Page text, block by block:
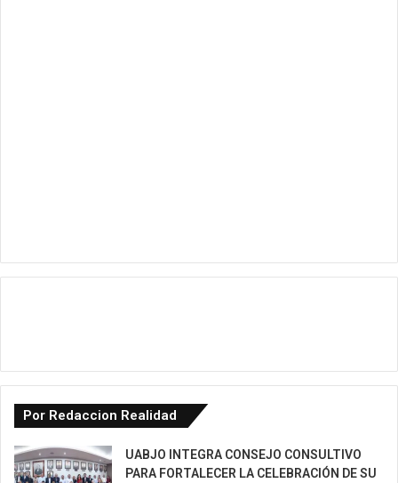
Por Redaccion Realidad
UABJO INTEGRA CONSEJO CONSULTIVO
PARA FORTALECER LA CELEBRACIÓN DE SU